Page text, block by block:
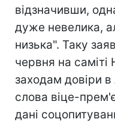
відзначивши,
дуже невелика,
низька". Таку
червня на саміті
заходам довіри в
слова віце-
дані